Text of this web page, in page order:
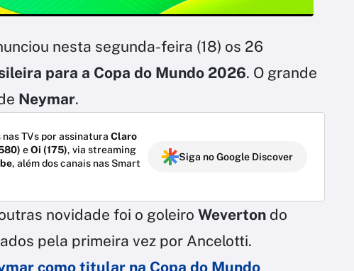
nesta segunda-feira (18) os 26
para a Copa do Mundo 2026. O grande
Neymar.
nas TVs por assinatura Claro
eOi (175), via streaming
, além dos canais nas Smart
Siga no Google Discover
novidade foi o goleiro Weverton do
pela primeira vez por Ancelotti.
como titular na Copa do Mundo